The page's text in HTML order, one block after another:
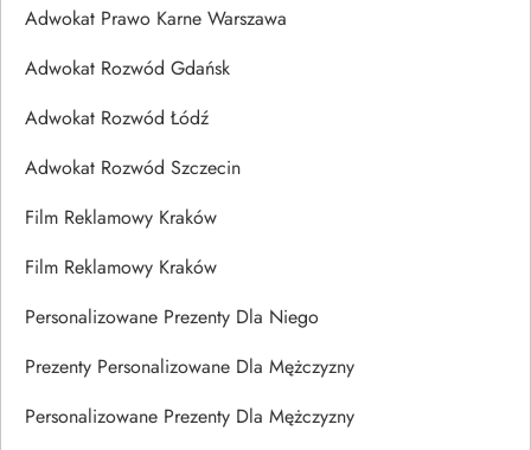
Adwokat Prawo Karne Warszawa
Adwokat Rozwód Gdańsk
Adwokat Rozwód Łódź
Adwokat Rozwód Szczecin
Film Reklamowy Kraków
Film Reklamowy Kraków
Personalizowane Prezenty Dla Niego
Prezenty Personalizowane Dla Mężczyzny
Personalizowane Prezenty Dla Mężczyzny